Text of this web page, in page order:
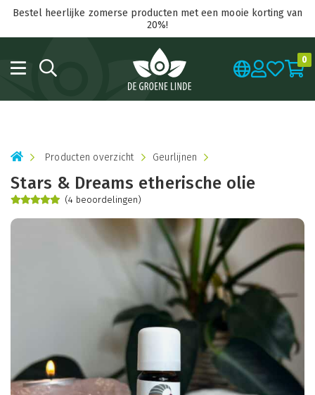
Bestel heerlijke zomerse producten met een mooie korting van
20%!
0
Producten overzicht Geurlijnen
Stars & Dreams etherische olie
(4 beoordelingen)